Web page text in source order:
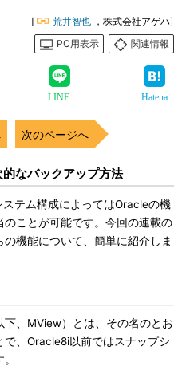
[ 荒井智也 ，株式会社アゲハ]
PC用表示
関連情報
LINE Hatena
次のページへ
なバックアップ方法
テム構成によってはOracleの機
ことが可能です。今回の連載の
機能について、簡単に紹介しま
、MView）とは、その名のとお
で、Oracle8i以前ではスナップシ